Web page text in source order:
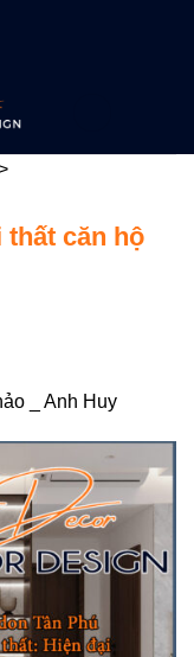
thất căn hộ
_ Anh Huy